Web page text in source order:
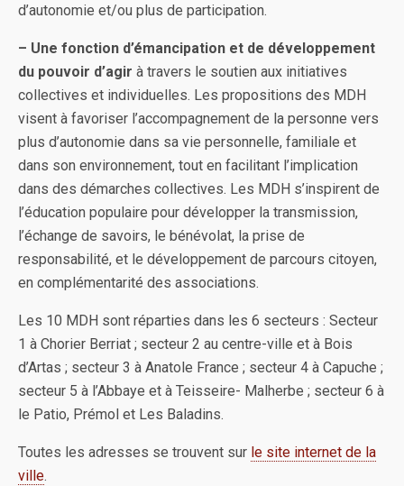
d’autonomie et/ou plus de participation.
– Une fonction d’émancipation et de développement
du pouvoir d’agir à travers le soutien aux initiatives
collectives et individuelles. Les propositions des MDH
visent à favoriser l’accompagnement de la personne vers
plus d’autonomie dans sa vie personnelle, familiale et
dans son environnement, tout en facilitant l’implication
dans des démarches collectives. Les MDH s’inspirent de
l’éducation populaire pour développer la transmission,
l’échange de savoirs, le bénévolat, la prise de
responsabilité, et le développement de parcours citoyen,
en complémentarité des associations.
Les 10 MDH sont réparties dans les 6 secteurs : Secteur
1 à Chorier Berriat ; secteur 2 au centre-ville et à Bois
d’Artas ; secteur 3 à Anatole France ; secteur 4 à Capuche ;
secteur 5 à l’Abbaye et à Teisseire- Malherbe ; secteur 6 à
le Patio, Prémol et Les Baladins.
Toutes les adresses se trouvent sur le site internet de la
ville.